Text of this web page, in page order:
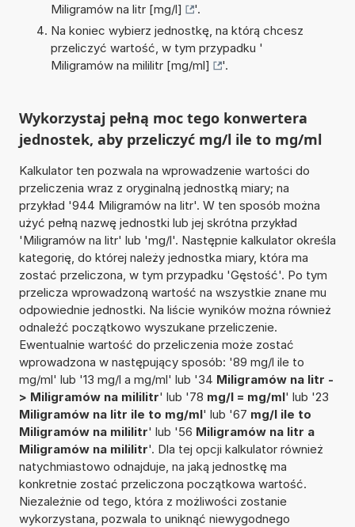
Miligramów na litr [mg/l]
'.
Na koniec wybierz jednostkę, na którą chcesz
przeliczyć wartość, w tym przypadku '
Miligramów na mililitr [mg/ml]
'.
Wykorzystaj pełną moc tego konwertera
jednostek, aby przeliczyć mg/l ile to mg/ml
Kalkulator ten pozwala na wprowadzenie wartości do
przeliczenia wraz z oryginalną jednostką miary; na
przykład '944 Miligramów na litr'. W ten sposób można
użyć pełną nazwę jednostki lub jej skrótna przykład
'Miligramów na litr' lub 'mg/l'. Następnie kalkulator określa
kategorię, do której należy jednostka miary, która ma
zostać przeliczona, w tym przypadku 'Gęstość'. Po tym
przelicza wprowadzoną wartość na wszystkie znane mu
odpowiednie jednostki. Na liście wyników można również
odnaleźć początkowo wyszukane przeliczenie.
Ewentualnie wartość do przeliczenia może zostać
wprowadzona w następujący sposób: '89 mg/l ile to
mg/ml' lub '13 mg/l a mg/ml' lub '34 Miligramów na litr -
> Miligramów na mililitr' lub '78 mg/l = mg/ml' lub '23
Miligramów na litr ile to mg/ml' lub '67 mg/l ile to
Miligramów na mililitr' lub '56 Miligramów na litr a
Miligramów na mililitr'. Dla tej opcji kalkulator również
natychmiastowo odnajduje, na jaką jednostkę ma
konkretnie zostać przeliczona początkowa wartość.
Niezależnie od tego, która z możliwości zostanie
wykorzystana, pozwala to uniknąć niewygodnego